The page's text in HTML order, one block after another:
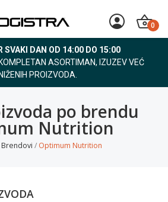
0
SVAKI DAN OD 14:00 DO 15:00
ASORTIMAN, IZUZEV VEĆ
PROIZVODA.
po brendu
Nutrition
Brendovi Optimum Nutrition